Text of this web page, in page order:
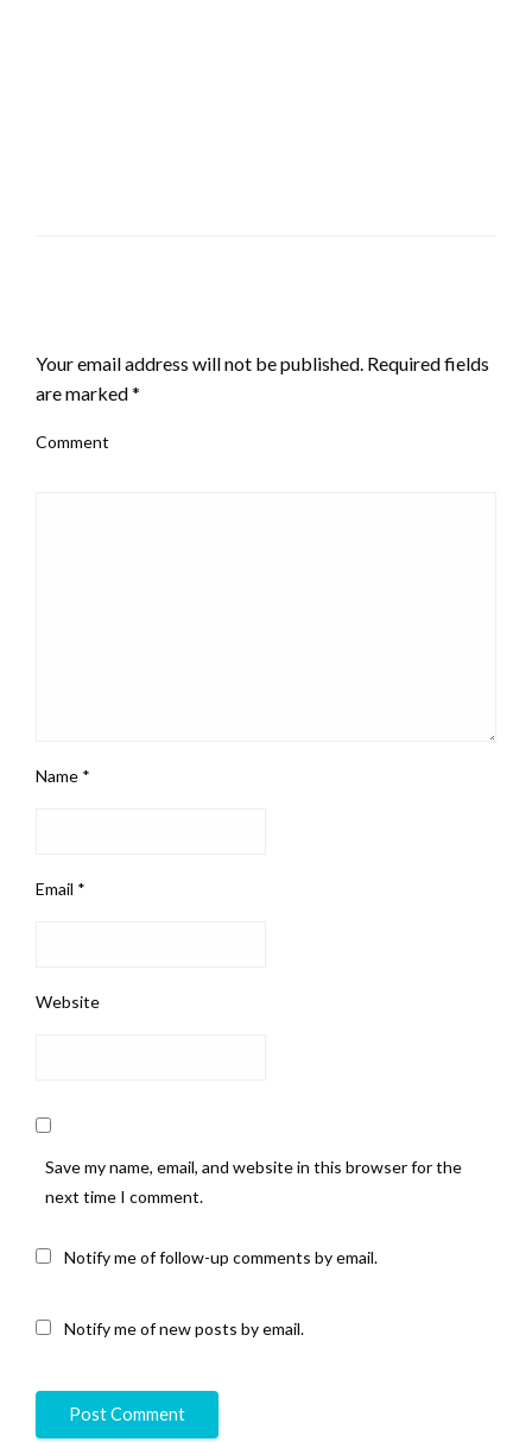
Your email address will not be published. Required fields
are marked*
Comment
Name *
Email *
Website
Save my name, email, and website in this browser for the
next time I comment.
Notify me of follow-up comments by email.
Notify me of new posts by email.